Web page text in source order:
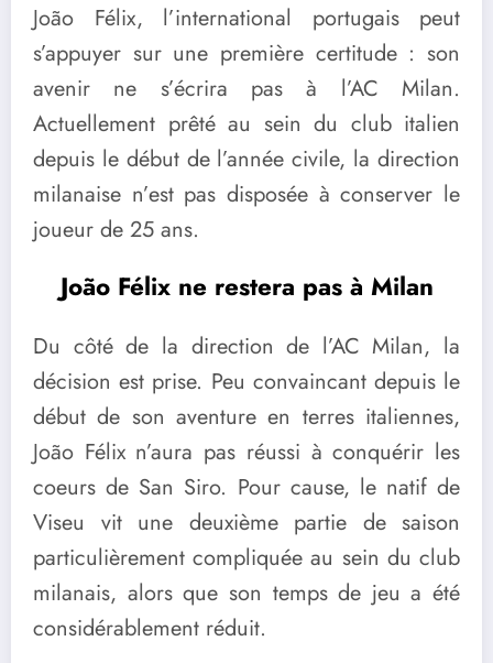
João Félix, l’international portugais peut
s’appuyer sur une première certitude : son
avenir ne s’écrira pas à l’AC Milan.
Actuellement prêté au sein du club italien
depuis le début de l’année civile, la direction
milanaise n’est pas disposée à conserver le
joueur de 25 ans.
João Félix ne restera pas à Milan
Du côté de la direction de l’AC Milan, la
décision est prise. Peu convaincant depuis le
début de son aventure en terres italiennes,
João Félix n’aura pas réussi à conquérir les
coeurs de San Siro. Pour cause, le natif de
Viseu vit une deuxième partie de saison
particulièrement compliquée au sein du club
milanais, alors que son temps de jeu a été
considérablement réduit.